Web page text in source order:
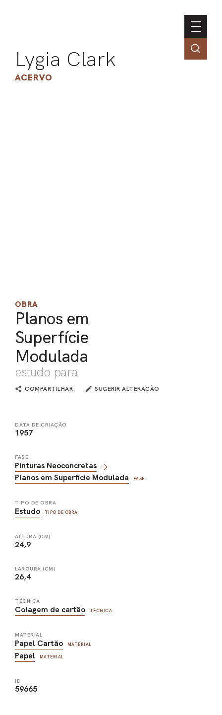
Lygia Clark
ACERVO
OBRA
Planos em
Superfície
Modulada
estudo para
COMPARTILHAR SUGERIR ALTERAÇÃO
DATA DE CRIAÇÃO
1957
FASE
Pinturas Neoconcretas
Planos em Superfície Modulada
FASE
TIPO DE OBRA
Estudo TIPO DE OBRA
ALTURA (CM)
24,9
LARGURA (CM)
26,4
TÉCNICA
Colagem de cartão TÉCNICA
MATERIAL
Papel Cartão MATERIAL
Papel MATERIAL
ID
59665